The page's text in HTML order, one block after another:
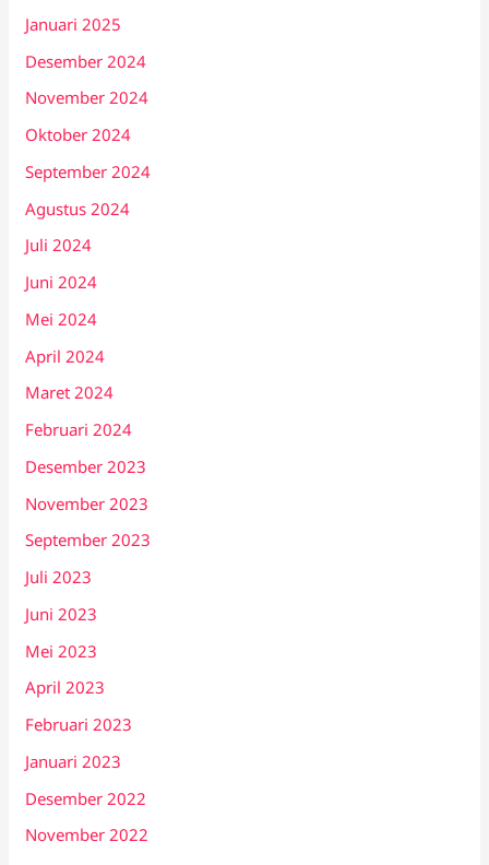
Januari 2025
Desember 2024
November 2024
Oktober 2024
September 2024
Agustus 2024
Juli 2024
Juni 2024
Mei 2024
April 2024
Maret 2024
Februari 2024
Desember 2023
November 2023
September 2023
Juli 2023
Juni 2023
Mei 2023
April 2023
Februari 2023
Januari 2023
Desember 2022
November 2022